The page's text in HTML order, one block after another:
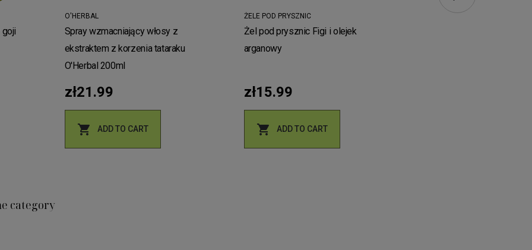
goji
O'HERBAL
Spray wzmacniający włosy z
ekstraktem z korzenia tataraku
O'Herbal 200ml
zł21.99
 ADD TO CART
ŻELE POD PRYSZNIC
Żel pod prysznic Figi i olejek
arganowy
zł15.99
 ADD TO CART
category